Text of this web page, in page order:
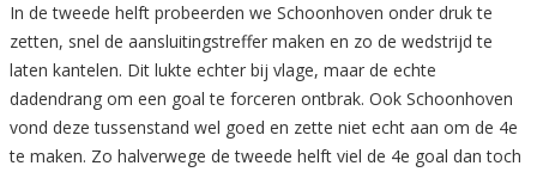
In de tweede helft probeerden we Schoonhoven onder druk te
zetten, snel de aansluitingstreffer maken en zo de wedstrijd te
laten kantelen. Dit lukte echter bij vlage, maar de echte
dadendrang om een goal te forceren ontbrak. Ook Schoonhoven
vond deze tussenstand wel goed en zette niet echt aan om de 4e
te maken. Zo halverwege de tweede helft viel de 4e goal dan toch